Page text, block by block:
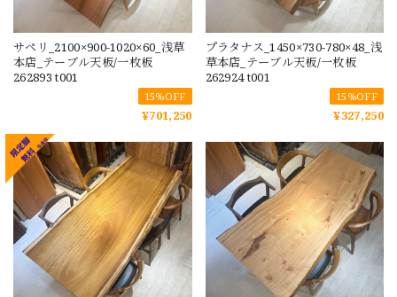
サペリ_2100×900-1020×60_浅草
本店_テーブル天板/一枚板
262893 t001
15%OFF
¥701,250
プラタナス_1450×730-780×48_浅
草本店_テーブル天板/一枚板
262924 t001
15%OFF
¥327,250